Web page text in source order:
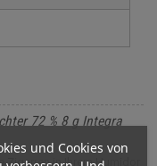
und Cookies von
72 % 8 g Integra
in Ihrem Humidor